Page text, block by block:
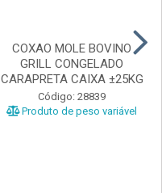
COXAO MOLE BOVINO
GRILL CONGELADO
CARAPRETA CAIXA ±25KG
Código: 28839
Produto de peso variável